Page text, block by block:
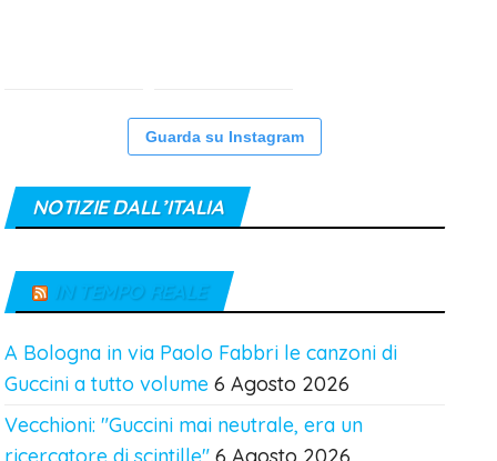
Guarda su Instagram
NOTIZIE DALL’ITALIA
IN TEMPO REALE
A Bologna in via Paolo Fabbri le canzoni di
Guccini a tutto volume 6 Agosto 2026
Vecchioni: "Guccini mai neutrale, era un